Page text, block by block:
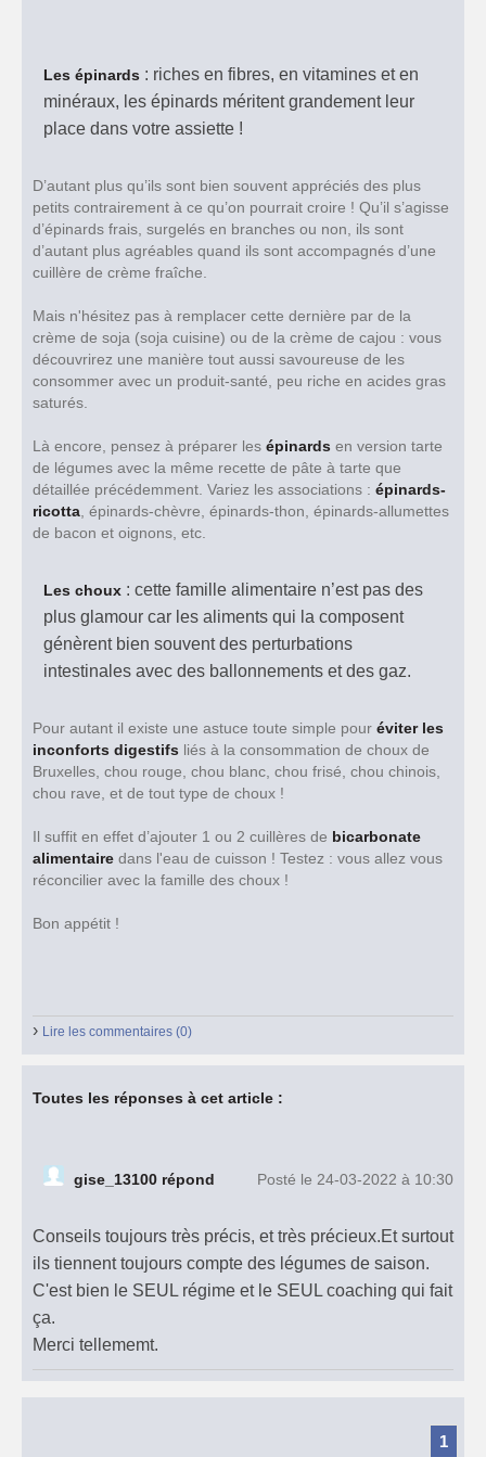
Les épinards : riches en fibres, en vitamines et en
minéraux, les épinards méritent grandement leur
place dans votre assiette !
D’autant plus qu’ils sont bien souvent appréciés des plus
petits contrairement à ce qu’on pourrait croire ! Qu’il s’agisse
d’épinards frais, surgelés en branches ou non, ils sont
d’autant plus agréables quand ils sont accompagnés d’une
cuillère de crème fraîche.
Mais n'hésitez pas à remplacer cette dernière par de la
crème de soja (soja cuisine) ou de la crème de cajou : vous
découvrirez une manière tout aussi savoureuse de les
consommer avec un produit-santé, peu riche en acides gras
saturés.
Là encore, pensez à préparer les épinards en version tarte
de légumes avec la même recette de pâte à tarte que
détaillée précédemment. Variez les associations : épinards-
ricotta , épinards-chèvre, épinards-thon, épinards-allumettes
de bacon et oignons, etc.
Les choux : cette famille alimentaire n’est pas des
plus glamour car les aliments qui la composent
génèrent bien souvent des perturbations
intestinales avec des ballonnements et des gaz.
Pour autant il existe une astuce toute simple pour éviter les
inconforts digestifs liés à la consommation de choux de
Bruxelles, chou rouge, chou blanc, chou frisé, chou chinois,
chou rave, et de tout type de choux !
Il suffit en effet d’ajouter 1 ou 2 cuillères de bicarbonate
alimentaire dans l'eau de cuisson ! Testez : vous allez vous
réconcilier avec la famille des choux !
Bon appétit !
› Lire les commentaires (0)
Toutes les réponses à cet article :
gise_13100 répond Posté le 24-03-2022 à 10:30
Conseils toujours très précis, et très précieux.Et surtout
ils tiennent toujours compte des légumes de saison.
C'est bien le SEUL régime et le SEUL coaching qui fait
ça.
Merci tellememt.
1